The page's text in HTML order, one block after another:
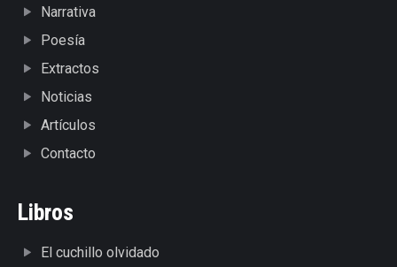
Narrativa
Poesía
Extractos
Noticias
Artículos
Contacto
Libros
El cuchillo olvidado